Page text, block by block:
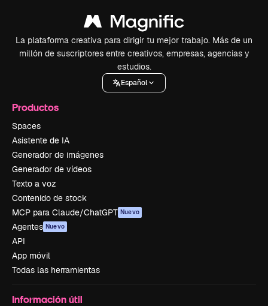
La plataforma creativa para dirigir tu mejor trabajo. Más de un
millón de suscriptores entre creativos, empresas, agencias y
estudios.
Español
Productos
Spaces
Asistente de IA
Generador de imágenes
Generador de vídeos
Texto a voz
Contenido de stock
MCP para Claude/ChatGPT Nuevo
Agentes Nuevo
API
App móvil
Todas las herramientas
Información útil